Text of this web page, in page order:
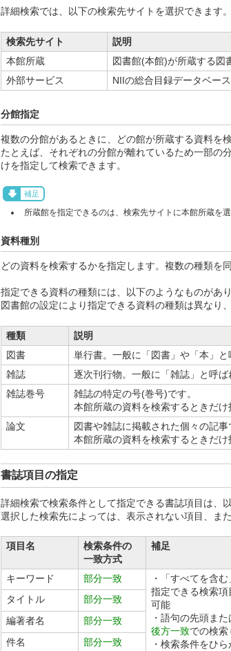
詳細検索では、以下の検索先サイトを選択できます。
検索先サイト
説明
本館所蔵
図書館(本館)が所蔵する図
外部サービス
NIIの総合目録データベー
分館指定
複数の分館があるときに、どの館が所蔵する資料を
たとえば、それぞれの分館が離れているため一部の
けを指定して検索できます。
補足
所蔵館を指定できるのは、検索先サイトに本館所蔵を
資料種別
どの資料を検索するかを指定します。複数の種類を
指定できる資料の種類には、以下のようなものがあり
図書館の設定により指定できる資料の種類は異なり
種類
説明
図書
単行書。一般に「図書」や「本」と
雑誌
逐次刊行物。一般に「雑誌」と呼ば
雑誌巻号
雑誌の特定の号(巻号)です。
本館所蔵の資料を検索するときだけ
論文
図書や雑誌に掲載された個々の記事
本館所蔵の資料を検索するときだけ
書誌項目の指定
詳細検索で検索条件として指定できる書誌項目は、
選択した検索先によっては、表示されない項目、ま
項目名
検索条件の
一致方式
補足
キーワード 部分一致
・「すべてを含
指定できる検索
可能
・語句の先頭ま
後方一致での検索
・検索条件をひ
タイトル
部分一致
編著者名
部分一致
件名
部分一致